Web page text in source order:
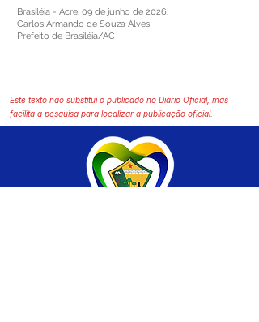
Brasiléia - Acre, 09 de junho de 2026.
Carlos Armando de Souza Alves
Prefeito de Brasiléia/AC
Este texto não substitui o publicado no Diário Oficial, mas
facilita a pesquisa para localizar a publicação oficial.